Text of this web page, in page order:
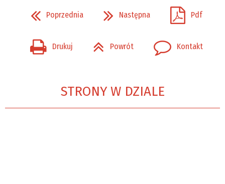
Poprzednia Następna Pdf
Drukuj Powrót Kontakt
STRONY W DZIALE